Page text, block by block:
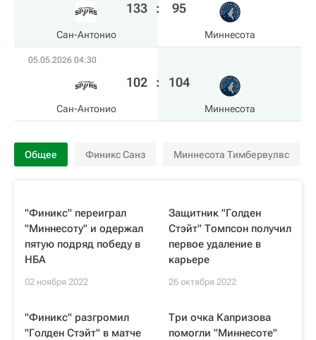
Сан-Антонио
133 : 95
Миннесота
05.05.2026 04:30
Сан-Антонио
102 : 104
Миннесота
Общее Финикс Санз Миннесота Тимбервулвс
"Финикс" переиграл
"Миннесоту" и одержал
пятую подряд победу в
НБА
02 ноября 2022
Защитник "Голден
Стэйт" Томпсон получил
первое удаление в
карьере
26 октября 2022
"Финикс" разгромил
"Голден Стэйт" в матче
Три очка Капризова
помогли "Миннесоте"